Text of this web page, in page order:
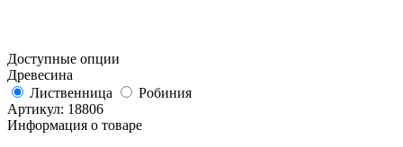
Доступные опции
Древесина
Лиственница
Робиния
Артикул: 18806
Информация о товаре